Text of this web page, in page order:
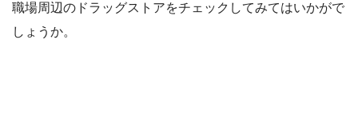
職場周辺のドラッグストアをチェックしてみてはいかがで
しょうか。